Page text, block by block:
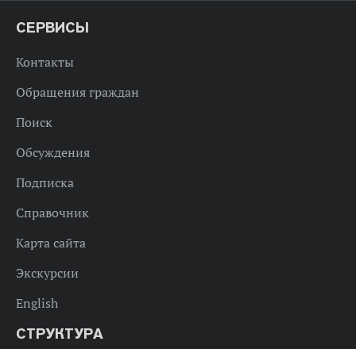
СЕРВИСЫ
Контакты
Обращения граждан
Поиск
Обсуждения
Подписка
Справочник
Карта сайта
Экскурсии
English
СТРУКТУРА